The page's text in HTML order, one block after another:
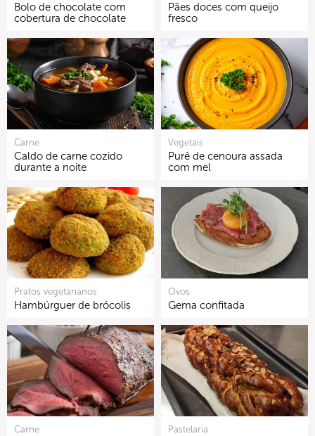
Bolo de chocolate com
cobertura de chocolate
Pães doces com queijo
fresco
Carne
Caldo de carne cozido
durante a noite
Vegetais
Purê de cenoura assada
com mel
Pratos vegetarianos
Hambúrguer de brócolis
Ovos
Gema confitada
Carne Pastelaria